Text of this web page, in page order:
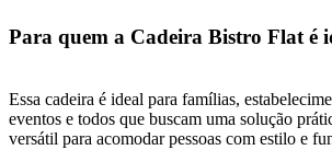
Para quem a Cadeira Bistro Flat é
Essa cadeira é ideal para famílias,
eventos e todos que buscam uma solução
versátil para acomodar pessoas com estilo e